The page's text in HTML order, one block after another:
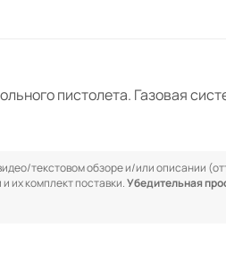
пистолета. Газовая
текстовом обзоре и/или описании
их комплект поставки.Убедительная